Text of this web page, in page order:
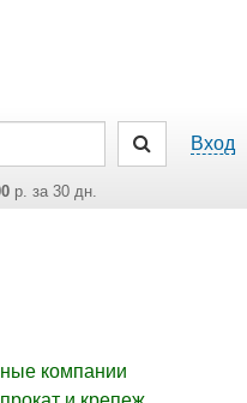
Вход
р. за 30 дн.
компании